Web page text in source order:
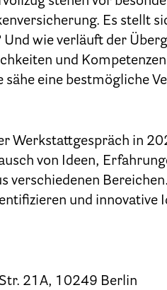
Betreuung im
Betreuung im
Kinder und
–
Flyer und Broschüren
Es stellt
wie verläuft der
und
eine bestmögliche
Werkstattgespräch in
von Ideen,
verschiedenen
und innovative
21A, 10249 Berlin